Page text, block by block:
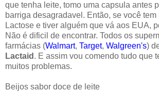
que tenha leite, tomo uma capsula antes
barriga desagradavel. Então, se você tem
Lactose e tiver alguém que vá aos EUA,
Não é dificil de encontrar. Todos os
farmácias (Walmart, Target, Walgreen's)
Lactaid . E assim vou comendo tudo que
muitos problemas.
Beijos sabor doce de leite